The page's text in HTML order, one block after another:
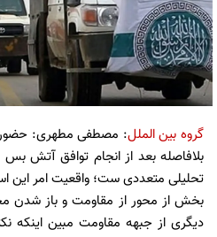
گروه بین الملل: مصطفی مطهری: حضور
بلافاصله بعد از انجام توافق آتش بس
تحلیلی متعددی ست؛ واقعیت امر
بخش از محور از مقاومت و باز شدن
دیگری از جبهه مقاومت مبین اینکه